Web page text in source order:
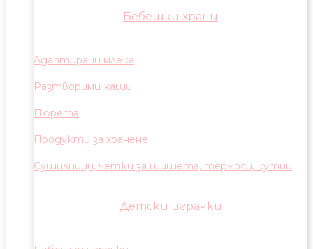
Бебешки храни
Адаптирани млека
Разтворими каши
Пюрета
Продукти за хранене
Сушилници, четки за шишета, термоси, кутии
Детски играчки